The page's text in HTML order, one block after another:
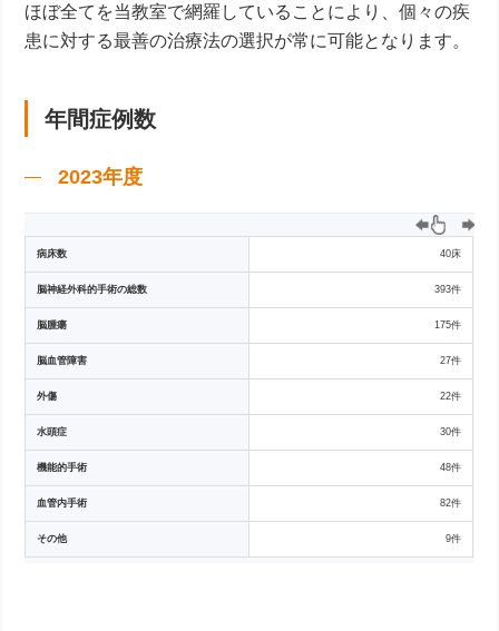
ほぼ全てを当教室で網羅していることにより、個々の疾
患に対する最善の治療法の選択が常に可能となります。
年間症例数
2023年度
病床数 40床
脳神経外科的手術の総数 393件
脳腫瘍 175件
脳血管障害 27件
外傷 22件
水頭症 30件
機能的手術 48件
血管内手術 82件
その他 9件